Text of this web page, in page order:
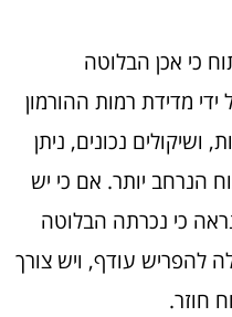
כי אכן הבלוטה
מדידת רמות ההורמון
ושיקולים נכונים, ניתן
הנרחב יותר. אם כי יש
כי נכרתה הבלוטה
להפריש עודף, ויש צורך
חוזר.